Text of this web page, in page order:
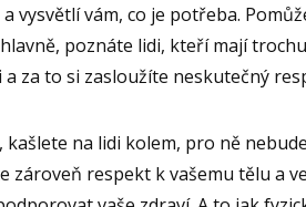
a vysvětlí vám, co je potřeba.
poznáte lidi, kteří mají
a za to si zasloužíte neskutečný
kašlete na lidi kolem, pro ně
zároveň respekt k vašemu tělu a